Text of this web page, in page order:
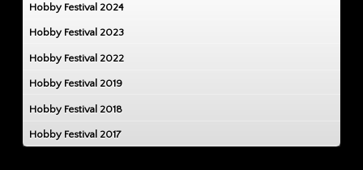
Hobby Festival 2024
Hobby Festival 2023
Hobby Festival 2022
Hobby Festival 2019
Hobby Festival 2018
Hobby Festival 2017